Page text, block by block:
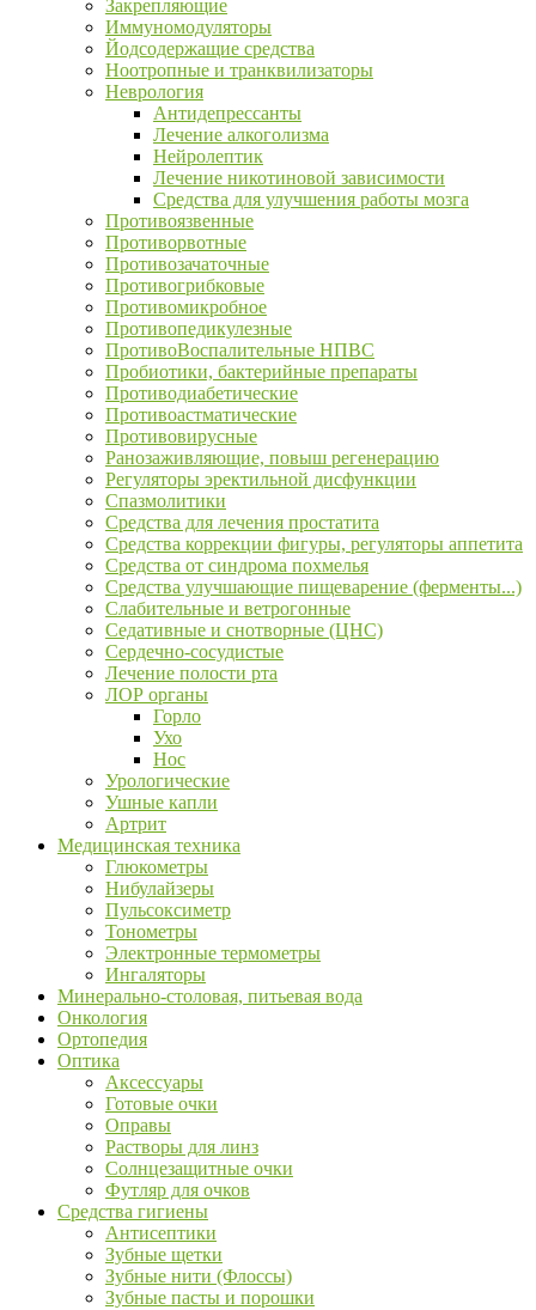
Закрепляющие
Иммуномодуляторы
Йодсодержащие средства
Ноотропные и транквилизаторы
Неврология
Антидепрессанты
Лечение алкоголизма
Нейролептик
Лечение никотиновой зависимости
Средства для улучшения работы мозга
Противоязвенные
Противорвотные
Противозачаточные
Противогрибковые
Противомикробное
Противопедикулезные
ПротивоВоспалительные НПВС
Пробиотики, бактерийные препараты
Противодиабетические
Противоастматические
Противовирусные
Ранозаживляющие, повыш регенерацию
Регуляторы эректильной дисфункции
Спазмолитики
Средства для лечения простатита
Средства коррекции фигуры, регуляторы аппетита
Средства от синдрома похмелья
Средства улучшающие пищеварение (ферменты...)
Слабительные и ветрогонные
Седативные и снотворные (ЦНС)
Сердечно-сосудистые
Лечение полости рта
ЛОР органы
Горло
Ухо
Нос
Урологические
Ушные капли
Артрит
Медицинская техника
Глюкометры
Нибулайзеры
Пульсоксиметр
Тонометры
Электронные термометры
Ингаляторы
Минерально-столовая, питьевая вода
Онкология
Ортопедия
Оптика
Аксессуары
Готовые очки
Оправы
Растворы для линз
Солнцезащитные очки
Футляр для очков
Средства гигиены
Антисептики
Зубные щетки
Зубные нити (Флоссы)
Зубные пасты и порошки